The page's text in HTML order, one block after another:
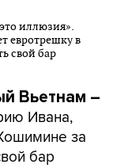
Вьетнам –
Ивана,
за
бар